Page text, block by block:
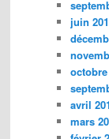
juin
octobre
avril
mars